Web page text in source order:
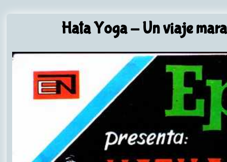
Hata Yoga- Un viaje